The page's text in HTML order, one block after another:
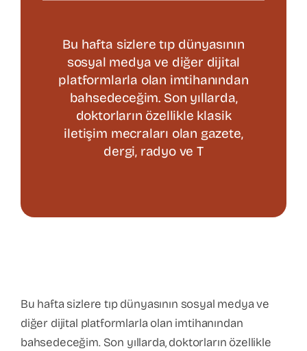
Kalp Cerrahisi
Hasta Bilgilendirme
Bu hafta sizlere tıp dünyasının
sosyal medya ve diğer dijital
platformlarla olan imtihanından
bahsedeceğim. Son yıllarda,
doktorların özellikle klasik
iletişim mecraları olan gazete,
dergi, radyo ve T
Bu hafta sizlere tıp dünyasının sosyal medya ve
diğer dijital platformlarla olan imtihanından
bahsedeceğim. Son yıllarda, doktorların özellikle